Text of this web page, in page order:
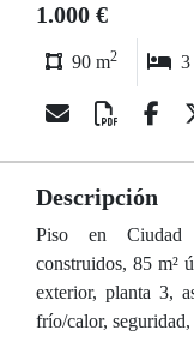
1.000 €
90 m2 3
Descripción
Piso en Ciudad
construidos, 85 m²
exterior, planta 3,
frío/calor, seguridad,